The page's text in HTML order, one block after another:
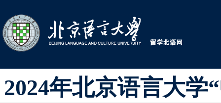
2024年北京语言大学